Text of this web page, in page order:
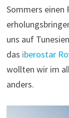
Sommers einen
uns auf
das iberostar
wollten wir im
anders.